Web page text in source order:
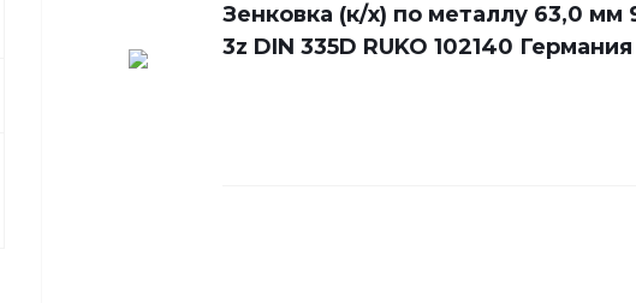
Зенковка (к/х) по металлу 63,0 мм
3z DIN 335D RUKO 102140 Германия